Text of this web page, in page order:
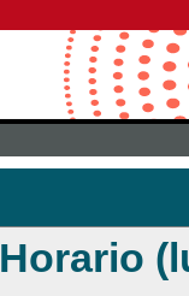
Horario